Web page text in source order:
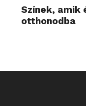
Színek, amik
otthonodba